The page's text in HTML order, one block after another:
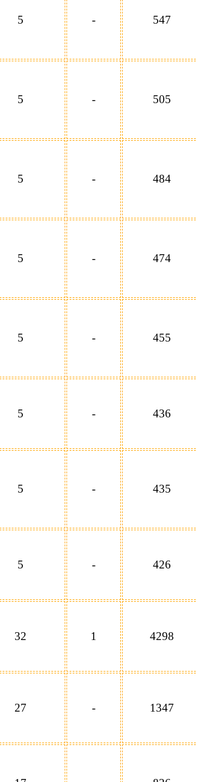
5 - 547
5 - 505
5 - 484
5 - 474
5 - 455
5 - 436
5 - 435
5 - 426
32 1 4298
27 - 1347